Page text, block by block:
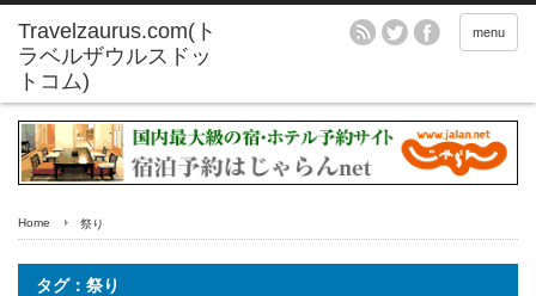
menu
Home 祭り
タグ：祭り